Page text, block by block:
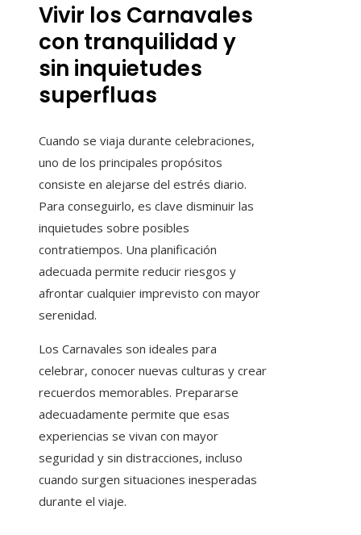
Vivir los Carnavales
con tranquilidad y
sin inquietudes
superfluas
Cuando se viaja durante celebraciones,
uno de los principales propósitos
consiste en alejarse del estrés diario.
Para conseguirlo, es clave disminuir las
inquietudes sobre posibles
contratiempos. Una planificación
adecuada permite reducir riesgos y
afrontar cualquier imprevisto con mayor
serenidad.
Los Carnavales son ideales para
celebrar, conocer nuevas culturas y crear
recuerdos memorables. Prepararse
adecuadamente permite que esas
experiencias se vivan con mayor
seguridad y sin distracciones, incluso
cuando surgen situaciones inesperadas
durante el viaje.